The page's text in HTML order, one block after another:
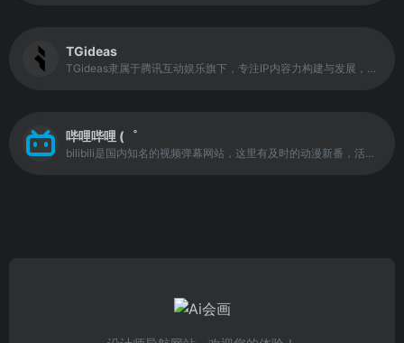
TGideas
TGideas隶属于腾讯互动娱乐旗下，专注IP内容力构建与发展，是集产品内容开发，内容营销，IP商业化拓展，体验设计等能力为一体的中台设计团队。 成员由资深创意人，内容创作者，视觉设计师，概念艺术家，技术工程师，内容营销策划，内容商务等成员组成。
哔哩哔哩 (゜
bilibili是国内知名的视频弹幕网站，这里有及时的动漫新番，活跃的ACG氛围，有创意的Up主。大家可以在这里找到许多欢乐。